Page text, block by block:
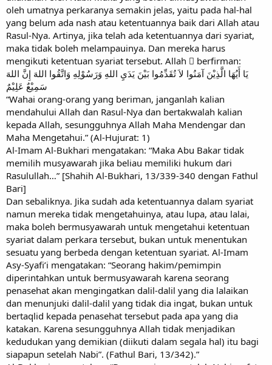
oleh umatnya perkaranya semakin jelas, yaitu pada hal-hal
yang belum ada nash atau ketentuannya baik dari Allah atau
Rasul-Nya. Artinya, jika telah ada ketentuannya dari syariat,
maka tidak boleh melampauinya. Dan mereka harus
mengikuti ketentuan syariat tersebut. Allah  berfirman:
يَا أَيُهَا الَّذِيْنَ آمَنُوا لاَ تُقَدِّمُوا بَيْنَ يَدَيِ اللهِ وَرَسُوْلِهِ وَاتَّقُوا اللهَ إِنَّ اللهَ
سَمِيْعٌ عَلِيْمٌ
“Wahai orang-orang yang beriman, janganlah kalian
mendahului Allah dan Rasul-Nya dan bertakwalah kalian
kepada Allah, sesungguhnya Allah Maha Mendengar dan
Maha Mengetahui.” (Al-Hujurat: 1)
Al-Imam Al-Bukhari mengatakan: “Maka Abu Bakar tidak
memilih musyawarah jika beliau memiliki hukum dari
Rasulullah…” [Shahih Al-Bukhari, 13/339-340 dengan Fathul
Bari]
Dan sebaliknya. Jika sudah ada ketentuannya dalam syariat
namun mereka tidak mengetahuinya, atau lupa, atau lalai,
maka boleh bermusyawarah untuk mengetahui ketentuan
syariat dalam perkara tersebut, bukan untuk menentukan
sesuatu yang berbeda dengan ketentuan syariat. Al-Imam
Asy-Syafi’i mengatakan: “Seorang hakim/pemimpin
diperintahkan untuk bermusyawarah karena seorang
penasehat akan mengingatkan dalil-dalil yang dia lalaikan
dan menunjuki dalil-dalil yang tidak dia ingat, bukan untuk
bertaqlid kepada penasehat tersebut pada apa yang dia
katakan. Karena sesungguhnya Allah tidak menjadikan
kedudukan yang demikian (diikuti dalam segala hal) itu bagi
siapapun setelah Nabi”. (Fathul Bari, 13/342).”